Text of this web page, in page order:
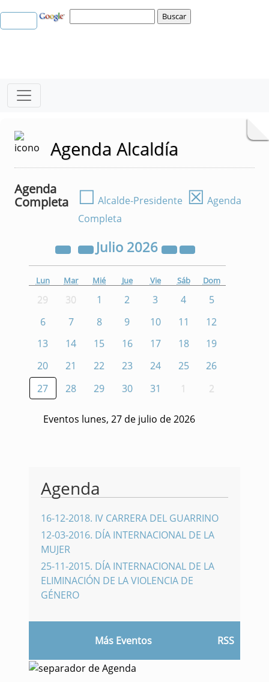
Agenda Alcaldía
Agenda
Completa
☐ Alcalde-Presidente ☒ Agenda
Completa
Julio 2026
Lun Mar Mié Jue Vie Sáb Dom
29 30 1 2 3 4
5
6
7 8 9 10 11
12
13
14 15 16 17 18
19
20
21 22 23 24 25
26
27
28 29 30 31 1 2
Eventos lunes, 27 de julio de 2026
Agenda
16-12-2018. IV CARRERA DEL GUARRINO
12-03-2016. DÍA INTERNACIONAL DE LA
MUJER
25-11-2015. DÍA INTERNACIONAL DE LA
ELIMINACIÓN DE LA VIOLENCIA DE
GÉNERO
Más Eventos RSS